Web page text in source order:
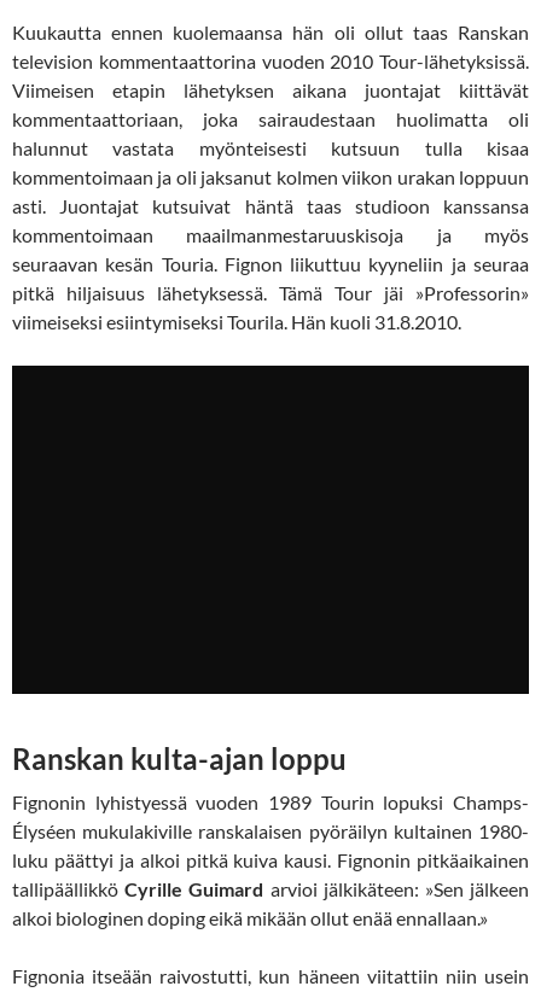
Kuukautta ennen kuolemaansa hän oli ollut taas Ranskan
television kommentaattorina vuoden 2010 Tour-lähetyksissä.
Viimeisen etapin lähetyksen aikana juontajat kiittävät
kommentaattoriaan, joka sairaudestaan huolimatta oli
halunnut vastata myönteisesti kutsuun tulla kisaa
kommentoimaan ja oli jaksanut kolmen viikon urakan loppuun
asti. Juontajat kutsuivat häntä taas studioon kanssansa
kommentoimaan maailmanmestaruuskisoja ja myös
seuraavan kesän Touria. Fignon liikuttuu kyyneliin ja seuraa
pitkä hiljaisuus lähetyksessä. Tämä Tour jäi »Professorin»
viimeiseksi esiintymiseksi Tourila. Hän kuoli 31.8.2010.
Ranskan kulta-ajan loppu
Fignonin lyhistyessä vuoden 1989 Tourin lopuksi Champs-
Élyséen mukulakiville ranskalaisen pyöräilyn kultainen 1980-
luku päättyi ja alkoi pitkä kuiva kausi. Fignonin pitkäaikainen
tallipäällikköCyrille Guimard arvioi jälkikäteen: »Sen jälkeen
alkoi biologinen doping eikä mikään ollut enää ennallaan.»
Fignonia itseään raivostutti, kun häneen viitattiin niin usein